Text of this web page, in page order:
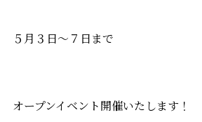
５月３日～７日まで
オープンイベント開催いたします！